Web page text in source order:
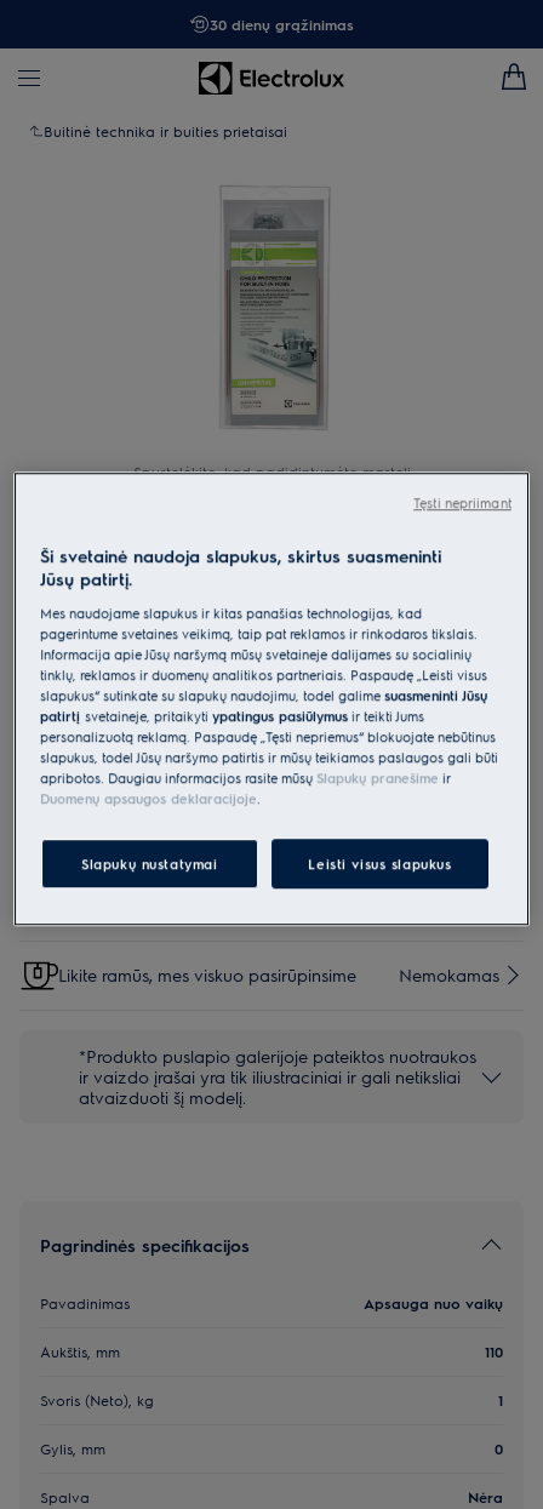
30 dienų grąžinimas
Buitinė technika ir buities prietaisai
Spustelėkite, kad padidintumėte mastelį
E4OHPR55
Apsauga nuo vaikų
0 (0)
Pagrindiniai privalumai
Universali apsauga įmontuojamoms kaitlentėms pavers jūsų virtuvę
saugia vaikams
Parinktys, kad pirkimo procesas būtų dar lengvesnis
Likite ramūs, mes viskuo pasirūpinsime Nemokamas
*Produkto puslapio galerijoje pateiktos nuotraukos
ir vaizdo įrašai yra tik iliustraciniai ir gali netiksliai
atvaizduoti šį modelį.
Pagrindinės specifikacijos
Pavadinimas Apsauga nuo vaikų
Aukštis, mm 110
Svoris (Neto), kg 1
Gylis, mm 0
Spalva Nėra
Ši svetainė naudoja slapukus, skirtus suasmeninti
Jūsų patirtį.
Mes naudojame slapukus ir kitas panašias technologijas, kad
pagerintume svetainės veikimą, taip pat reklamos ir rinkodaros tikslais.
Informacija apie Jūsų naršymą mūsų svetainėje dalijamės su socialinių
tinklų, reklamos ir duomenų analitikos partneriais. Paspaudę „Leisti visus
slapukus“ sutinkate su slapukų naudojimu, todėl galimesuasmeninti Jūsų
patirtįsvetainėje, pritaikytiypatingus pasiūlymus ir teikti Jums
personalizuotą reklamą. Paspaudę „Tęsti nepriėmus“ blokuojate nebūtinus
slapukus, todėl Jūsų naršymo patirtis ir mūsų teikiamos paslaugos gali būti
apribotos. Daugiau informacijos rasite mūsų Slapukų pranešime ir
Duomenų apsaugos deklaracijoje.
Slapukų nustatymai Leisti visus slapukus
Tęsti nepriimant